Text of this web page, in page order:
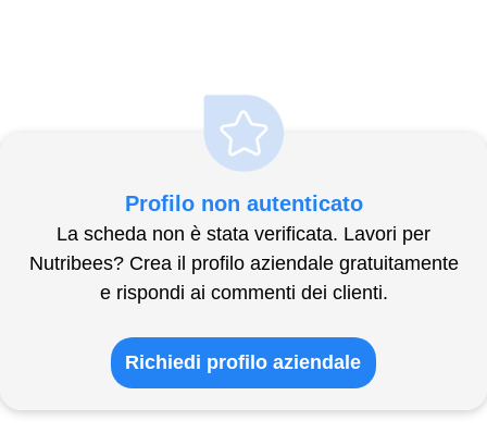
Profilo non autenticato
La scheda non è stata verificata. Lavori per
Nutribees? Crea il profilo aziendale gratuitamente
e rispondi ai commenti dei clienti.
Richiedi profilo aziendale